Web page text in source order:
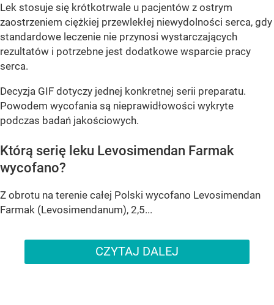
Lek stosuje się krótkotrwale u pacjentów z ostrym
zaostrzeniem ciężkiej przewlekłej niewydolności serca, gdy
standardowe leczenie nie przynosi wystarczających
rezultatów i potrzebne jest dodatkowe wsparcie pracy
serca.
Decyzja GIF dotyczy jednej konkretnej serii preparatu.
Powodem wycofania są nieprawidłowości wykryte
podczas badań jakościowych.
Którą serię leku Levosimendan Farmak
wycofano?
Z obrotu na terenie całej Polski wycofano Levosimendan
Farmak (Levosimendanum), 2,5...
CZYTAJ DALEJ